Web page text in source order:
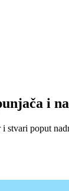
i
poput